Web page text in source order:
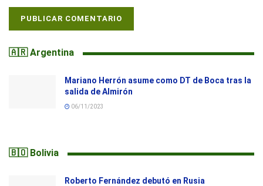
🇦🇷 Argentina
Mariano Herrón asume como DT de Boca tras la
salida de Almirón
06/11/2023
🇧🇴 Bolivia
Roberto Fernández debutó en Rusia